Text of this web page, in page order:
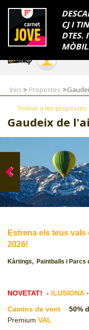
CJ I
DTES.
Temes
Serveis
Inici Propostes
Tornar a les propostes
Gaudeix de
Estrena els teus vals
2026!
Kàrtings, Paintballs i Parcs
NOVETAT! - ILUSIONA -
Camins de vent - 50%
Premium VAL